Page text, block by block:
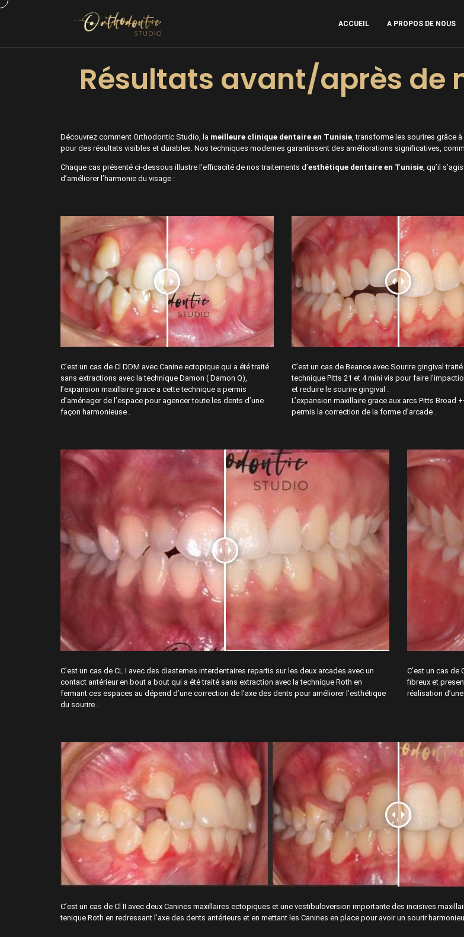
ACCUEIL A PROPOS DE NOUS
Résultats avant/après de
Découvrez comment Orthodontic Studio, la meilleure clinique dentaire en Tunisie, transforme les sourires grâce à
pour des résultats visibles et durables. Nos techniques modernes garantissent des améliorations significatives,
Chaque cas présenté ci-dessous illustre l’efficacité de nos traitements d’esthétique dentaire en Tunisie, qu’il
d’améliorer l’harmonie du visage :
C’est un cas de Cl DDM avec Canine ectopique qui a été traité
sans extractions avec la technique Damon ( Damon Q),
l’expansion maxillaire grace a cette technique a permis
d’aménager de l’espace pour agencer toute les dents d’une
façon harmonieuse .
C’est un cas de Beance avec Sourire gingival
technique Pitts 21 et 4 mini vis pour faire
et reduire le sourire gingival .
L’expansion maxillaire grace aux arcs Pitts Broad
permis la correction de la forme d’arcade .
C’est un cas de CL I avec des diastemes interdentaires repartis sur les deux arcades avec un
contact antérieur en bout a bout qui a été traité sans extraction avec la technique Roth en
fermant ces espaces au dépend d’une correction de l’axe des dents pour améliorer l’esthétique
du sourire .
C’est un cas
fibreux et
réalisation
C’est un cas de Cl II avec deux Canines maxillaires ectopiques et une vestibuloversion importante des incisives
tenique Roth en redressant l’axe des dents antérieurs et en mettant les Canines en place pour avoir un sourir